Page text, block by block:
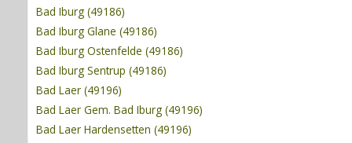
Bad Iburg (49186)
Bad Iburg Glane (49186)
Bad Iburg Ostenfelde (49186)
Bad Iburg Sentrup (49186)
Bad Laer (49196)
Bad Laer Gem. Bad Iburg (49196)
Bad Laer Hardensetten (49196)